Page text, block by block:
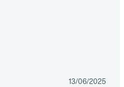
13/06/2025